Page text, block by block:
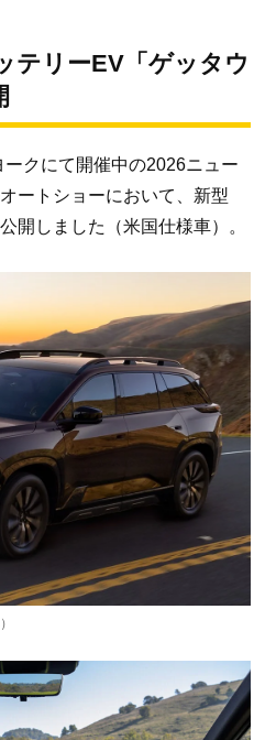
リーEV「ゲッタウ
クにて開催中の2026ニュー
ートショーにおいて、新型
開しました（米国仕様車）。